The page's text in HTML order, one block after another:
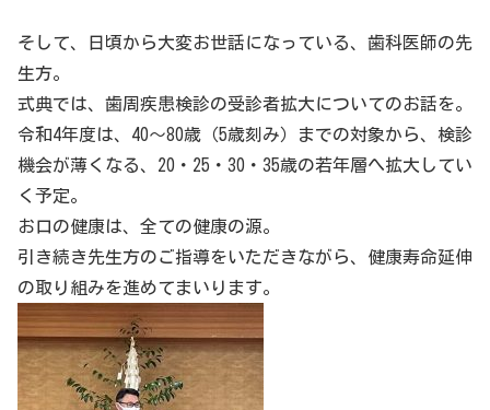
そして、日頃から大変お世話になっている、歯科医師の先
生方。
式典では、歯周疾患検診の受診者拡大についてのお話を。
令和4年度は、40〜80歳（5歳刻み）までの対象から、検診
機会が薄くなる、20・25・30・35歳の若年層へ拡大してい
く予定。
お口の健康は、全ての健康の源。
引き続き先生方のご指導をいただきながら、健康寿命延伸
の取り組みを進めてまいります。